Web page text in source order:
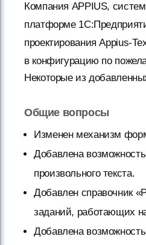
Компания APPIUS,
платформе
проектирования Appius-
в конфигурацию по
Некоторые из
Общие вопросы
Изменен механизм
Добавлена
произвольного текста.
Добавлен справочник
заданий, работающих
Добавлена